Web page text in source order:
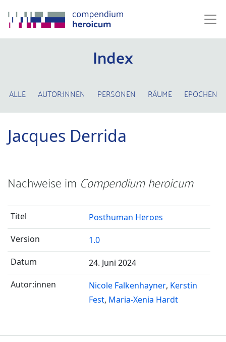
Index
ALLE AUTOR:INNEN PERSONEN RÄUME EPOCHEN
Jacques Derrida
Nachweise im Compendium heroicum
Posthuman Heroes
1.0
24. Juni 2024
Nicole Falkenhayner Kerstin
Fest Maria-Xenia Hardt